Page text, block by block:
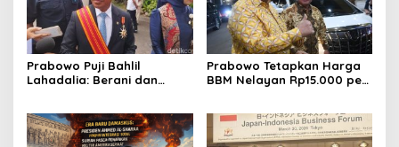
Prabowo Puji Bahlil
Lahadalia: Berani dan
Prabowo Tetapkan Harga
BBM Nelayan Rp15.000 per